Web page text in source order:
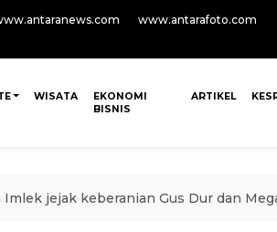
www.antarafoto.com
WISATA
EKONOMI
BISNIS
ARTIKEL
jejak keberanian Gus Dur dan